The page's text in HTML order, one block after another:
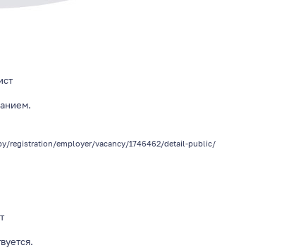
.
registration/employer/vacancy/1746462/detail-public/